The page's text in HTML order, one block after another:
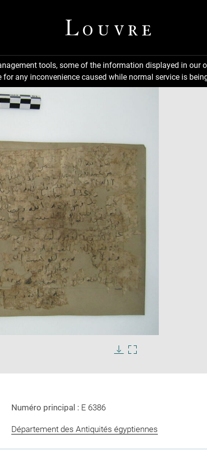
tools, some of the information displayed in
any inconvenience caused while normal service is
Numéro principal : E 6386
Département des Antiquités égyptiennes